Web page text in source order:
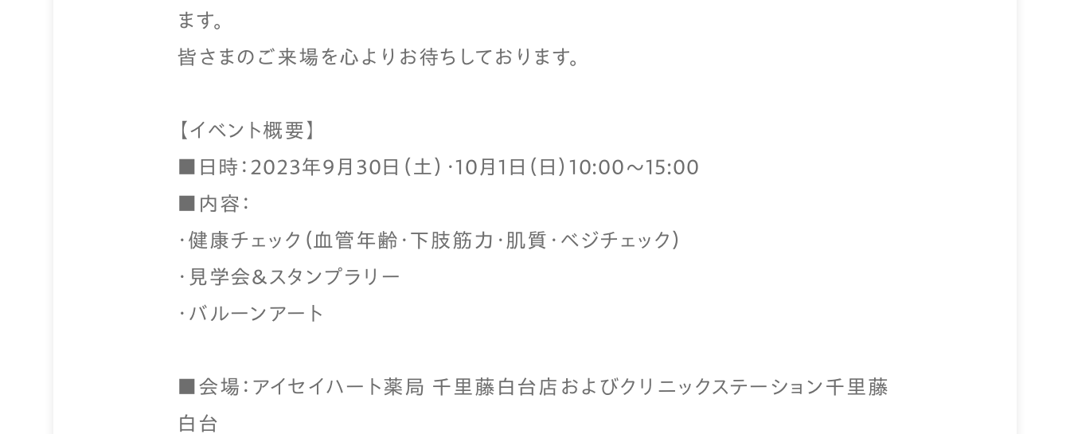
ます。
皆さまのご来場を心よりお待ちしております。
【イベント概要】
■日時：2023年9月30日（土）・10月1日（日）10:00～15:00
■内容：
・健康チェック（血管年齢・下肢筋力・肌質・ベジチェック）
・見学会＆スタンプラリー
・バルーンアート
■会場：アイセイハート薬局 千里藤白台店およびクリニックステーション千里藤
白台